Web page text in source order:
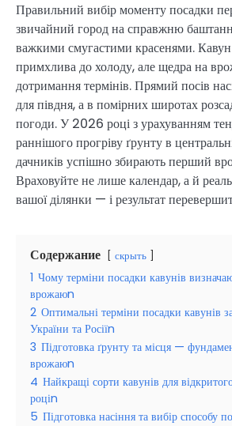
Правильний вибір моменту посадки
звичайний город на справжню
важкими смугастими красенями.
примхлива до холоду, але щедра на
дотримання термінів. Прямий посів
для півдня, а в помірних широтах
погоди. У 2026 році з урахуванням
раннішого прогріву ґрунту в
дачників успішно збирають перший
Враховуйте не лише календар, а й
вашої ділянки — і результат
Содержание скрыть
1 Чому терміни посадки кавунів
врожаюn
2 Оптимальні терміни посадки кавунів
України та Росіїn
3 Підготовка ґрунту та місця —
врожаюn
4 Найкращі сорти кавунів для
роціn
5 Підготовка насіння та вибір способу